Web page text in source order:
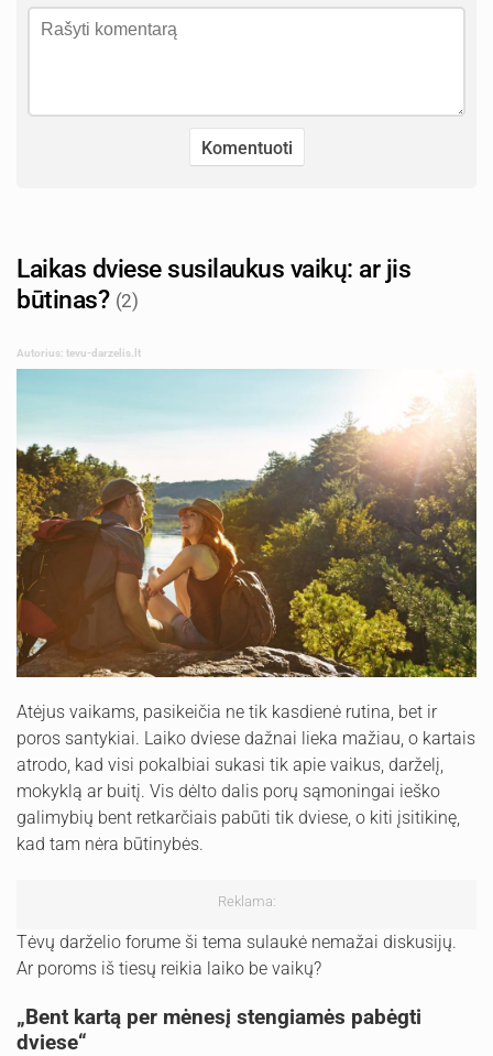
Laikas dviese susilaukus vaikų: ar jis
būtinas? (2)
Autorius: tevu-darzelis.lt
Atėjus vaikams, pasikeičia ne tik kasdienė rutina, bet ir
poros santykiai. Laiko dviese dažnai lieka mažiau, o kartais
atrodo, kad visi pokalbiai sukasi tik apie vaikus, darželį,
mokyklą ar buitį. Vis dėlto dalis porų sąmoningai ieško
galimybių bent retkarčiais pabūti tik dviese, o kiti įsitikinę,
kad tam nėra būtinybės.
Reklama:
Tėvų darželio forume ši tema sulaukė nemažai diskusijų.
Ar poroms iš tiesų reikia laiko be vaikų?
„Bent kartą per mėnesį stengiamės pabėgti
dviese“